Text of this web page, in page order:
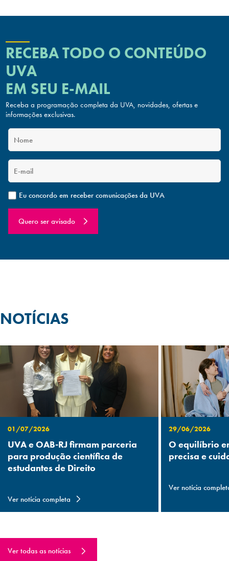
RECEBA TODO O CONTEÚDO
UVA
EM SEU E-MAIL
Receba a programação completa da UVA, novidades, ofertas e
informações exclusivas.
Eu concordo em receber comunicações da UVA
Quero ser avisado
NOTÍCIAS
01/07/2026
UVA e OAB-RJ firmam parceria
para produção científica de
estudantes de Direito
Ver notícia completa
29/06/2026
O equilíbrio
precisa e
Ver notícia
Ver todas as notícias